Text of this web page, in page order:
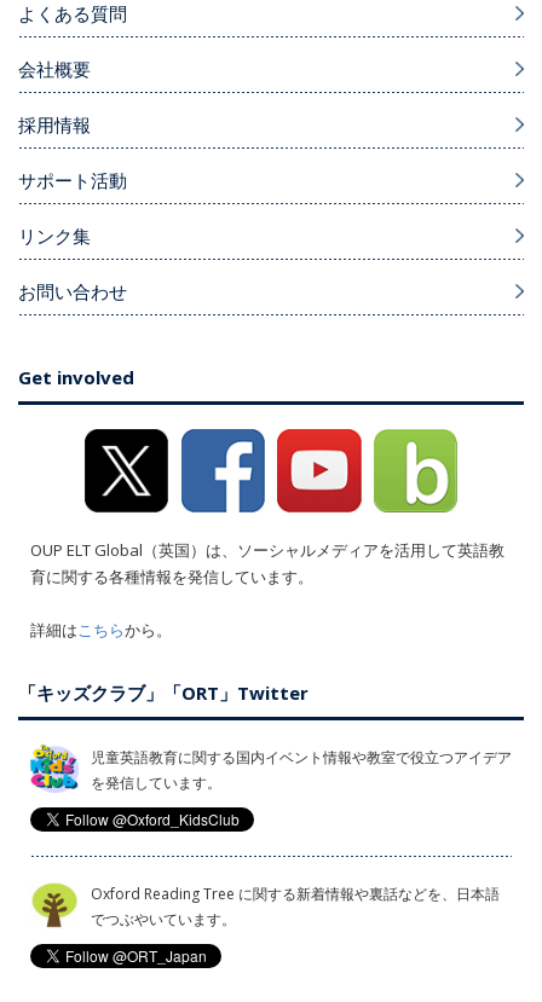
よくある質問
会社概要
採用情報
サポート活動
リンク集
お問い合わせ
Get involved
OUP ELT Global（英国）は、ソーシャルメディアを活用して英語教
育に関する各種情報を発信しています。
詳細はこちらから。
「キッズクラブ」「ORT」Twitter
児童英語教育に関する国内イベント情報や教室で役立つアイデア
を発信しています。
Oxford Reading Tree に関する新着情報や裏話などを、日本語
でつぶやいています。